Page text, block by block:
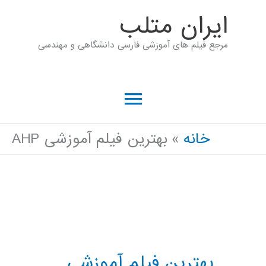
ايران متلب
مرجع فیلم های آموزشی فارسی دانشگاهی و مهندسی
فهرست
اصلی
خانه بهترین فیلم آموزشی AHP